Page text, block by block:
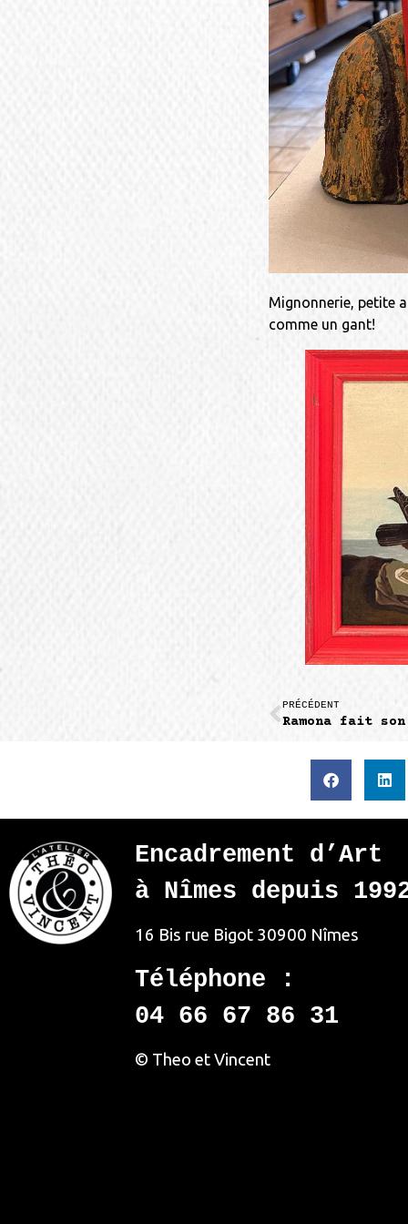
Mignonnerie, petite
comme un gant!
PRÉCÉDENT
Ramona fait son
Encadrement d’Art
à Nîmes depuis
16 Bis rue Bigot 30900 Nîmes
Téléphone :
04 66 67 86 31
© Theo et Vincent